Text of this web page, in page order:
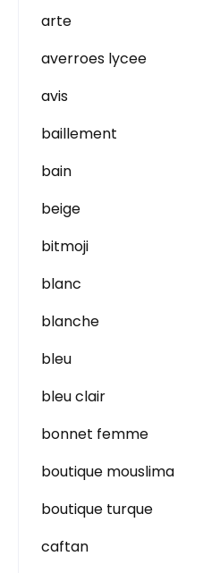
arte
averroes lycee
avis
baillement
bain
beige
bitmoji
blanc
blanche
bleu
bleu clair
bonnet femme
boutique mouslima
boutique turque
caftan